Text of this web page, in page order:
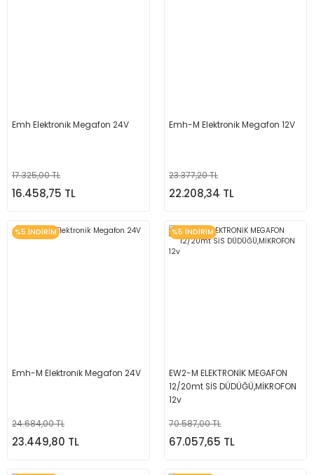
Emh Elektronik Megafon 24V
17.325,00 TL
16.458,75 TL
Emh-M Elektronik Megafon 12V
23.377,20 TL
22.208,34 TL
%5 İNDİRİM
Emh-M Elektronik Megafon 24V
24.684,00 TL
23.449,80 TL
%5 İNDİRİM
EW2-M ELEKTRONİK MEGAFON
12/20mt SİS DÜDÜĞÜ,MİKROFON
12v
70.587,00 TL
67.057,65 TL